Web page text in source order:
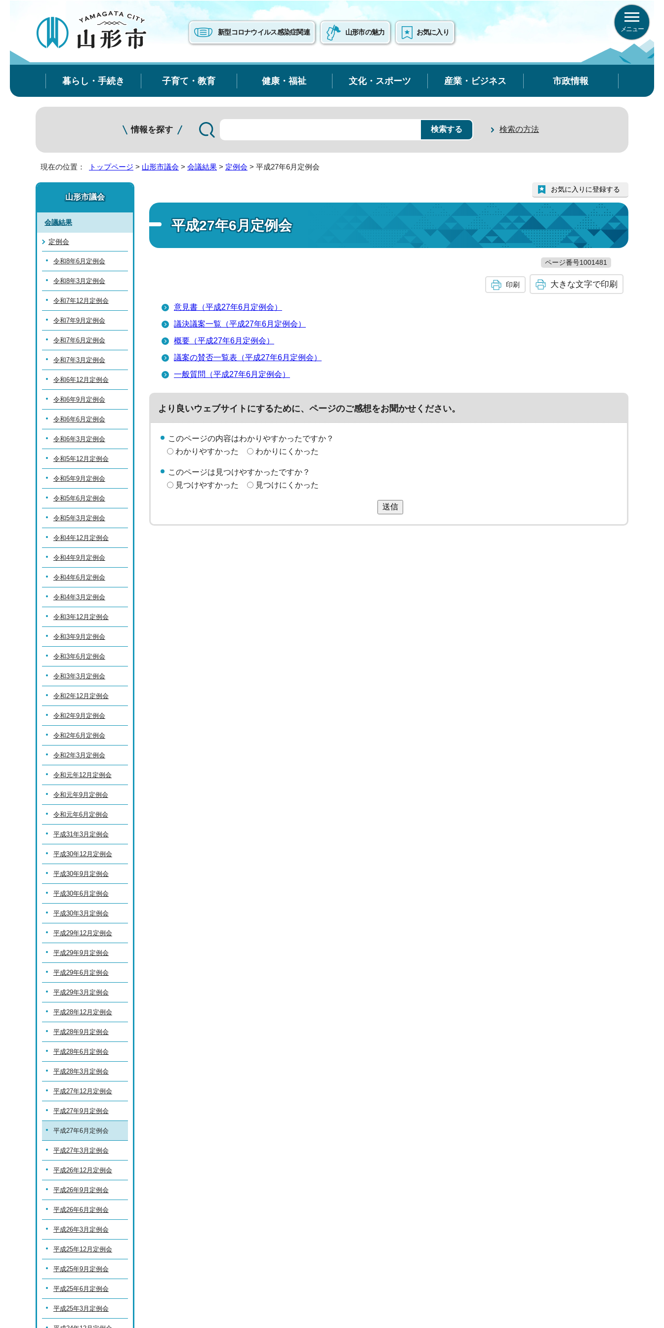
新型コロナウイルス感染症関連 山形市の魅力 お気に入り メニュー
暮らし・手続き 子育て・教育 健康・福祉 文化・スポーツ 産業・ビジネス 市政情報
情報を探す 検索の方法
現在の位置： トップページ > 山形市議会 > 会議結果 > 定例会 > 平成27年6月定例会
平成27年6月定例会
お気に入りに登録する
ページ番号1001481
印刷 大きな文字で印刷
意見書（平成27年6月定例会）
議決議案一覧（平成27年6月定例会）
概要（平成27年6月定例会）
議案の賛否一覧表（平成27年6月定例会）
一般質問（平成27年6月定例会）
より良いウェブサイトにするために、ページのご感想をお聞かせください。
このページの内容はわかりやすかったですか？
わかりやすかった
わかりにくかった
このページは見つけやすかったですか？
見つけやすかった
見つけにくかった
送信
山形市議会
会議結果
定例会
令和8年6月定例会
令和8年3月定例会
令和7年12月定例会
令和7年9月定例会
令和7年6月定例会
令和7年3月定例会
令和6年12月定例会
令和6年9月定例会
令和6年6月定例会
令和6年3月定例会
令和5年12月定例会
令和5年9月定例会
令和5年6月定例会
令和5年3月定例会
令和4年12月定例会
令和4年9月定例会
令和4年6月定例会
令和4年3月定例会
令和3年12月定例会
令和3年9月定例会
令和3年6月定例会
令和3年3月定例会
令和2年12月定例会
令和2年9月定例会
令和2年6月定例会
令和2年3月定例会
令和元年12月定例会
令和元年9月定例会
令和元年6月定例会
平成31年3月定例会
平成30年12月定例会
平成30年9月定例会
平成30年6月定例会
平成30年3月定例会
平成29年12月定例会
平成29年9月定例会
平成29年6月定例会
平成29年3月定例会
平成28年12月定例会
平成28年9月定例会
平成28年6月定例会
平成28年3月定例会
平成27年12月定例会
平成27年9月定例会
平成27年6月定例会
平成27年3月定例会
平成26年12月定例会
平成26年9月定例会
平成26年6月定例会
平成26年3月定例会
平成25年12月定例会
平成25年9月定例会
平成25年6月定例会
平成25年3月定例会